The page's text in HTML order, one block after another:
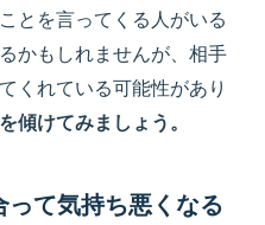
とを言ってくる人がいる
かもしれませんが、相手
くれている可能性があり
傾けてみましょう。
って気持ち悪くなる